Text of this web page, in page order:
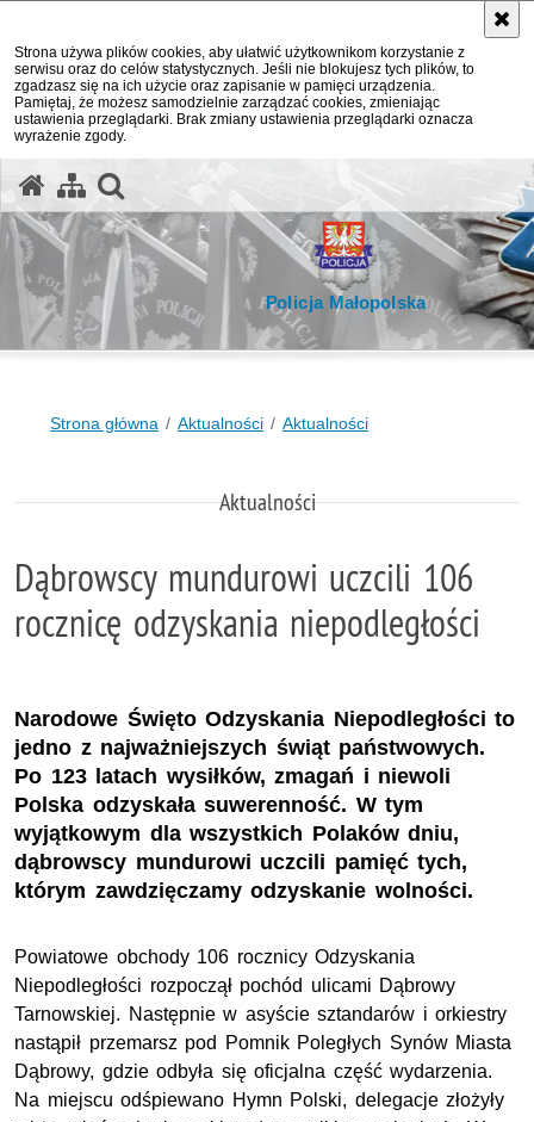
Strona używa plików cookies, aby ułatwić użytkownikom korzystanie z
serwisu oraz do celów statystycznych. Jeśli nie blokujesz tych plików, to
zgadzasz się na ich użycie oraz zapisanie w pamięci urządzenia.
Pamiętaj, że możesz samodzielnie zarządzać cookies, zmieniając
ustawienia przeglądarki. Brak zmiany ustawienia przeglądarki oznacza
wyrażenie zgody.
Policja Małopolska
Strona główna Aktualności Aktualności
Aktualności
Dąbrowscy mundurowi uczcili 106
rocznicę odzyskania niepodległości
Narodowe Święto Odzyskania Niepodległości to
jedno z najważniejszych świąt państwowych.
Po 123 latach wysiłków, zmagań i niewoli
Polska odzyskała suwerenność. W tym
wyjątkowym dla wszystkich Polaków dniu,
dąbrowscy mundurowi uczcili pamięć tych,
którym zawdzięczamy odzyskanie wolności.
Powiatowe obchody 106 rocznicy Odzyskania
Niepodległości rozpoczął pochód ulicami Dąbrowy
Tarnowskiej. Następnie w asyście sztandarów i orkiestry
nastąpił przemarsz pod Pomnik Poległych Synów Miasta
Dąbrowy, gdzie odbyła się oficjalna część wydarzenia.
Na miejscu odśpiewano Hymn Polski, delegacje złożyły